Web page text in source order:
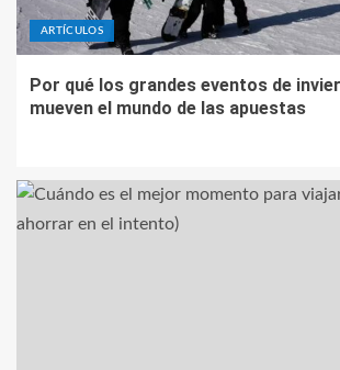
ARTÍCULOS
Por qué los grandes eventos de
mueven el mundo de las apuestas